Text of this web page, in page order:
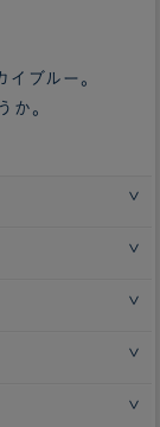
イブルー。
か。